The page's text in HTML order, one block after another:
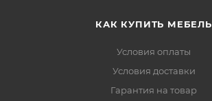
КАК КУПИТЬ МЕБЕЛЬ
Условия оплаты
Условия доставки
Гарантия на товар